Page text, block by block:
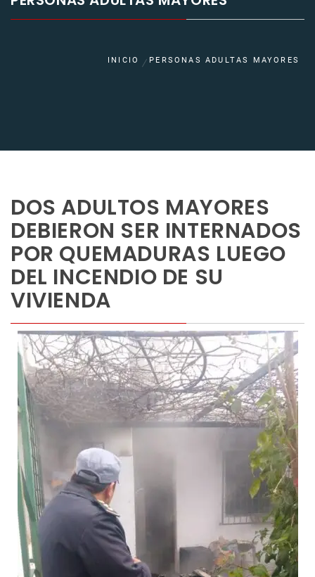
INICIO PERSONAS ADULTAS MAYORES
DOS ADULTOS MAYORES
DEBIERON SER INTERNADOS
POR QUEMADURAS LUEGO
DEL INCENDIO DE SU
VIVIENDA